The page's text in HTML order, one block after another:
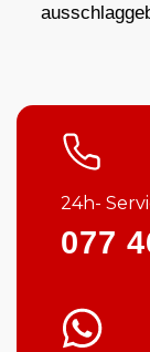
24h-
077